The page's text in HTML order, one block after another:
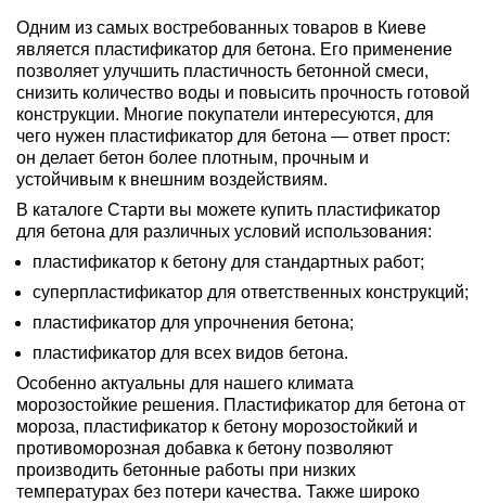
Одним из самых востребованных товаров в Киеве
является пластификатор для бетона. Его применение
позволяет улучшить пластичность бетонной смеси,
снизить количество воды и повысить прочность готовой
конструкции. Многие покупатели интересуются, для
чего нужен пластификатор для бетона — ответ прост:
он делает бетон более плотным, прочным и
устойчивым к внешним воздействиям.
В каталоге Старти вы можете купить пластификатор
для бетона для различных условий использования:
пластификатор к бетону для стандартных работ;
суперпластификатор для ответственных конструкций;
пластификатор для упрочнения бетона;
пластификатор для всех видов бетона.
Особенно актуальны для нашего климата
морозостойкие решения. Пластификатор для бетона от
мороза, пластификатор к бетону морозостойкий и
противоморозная добавка к бетону позволяют
производить бетонные работы при низких
температурах без потери качества. Также широко